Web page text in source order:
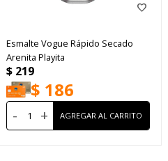
Esmalte Vogue Rápido Secado
Arenita Playita
$ 219
$ 186
- +